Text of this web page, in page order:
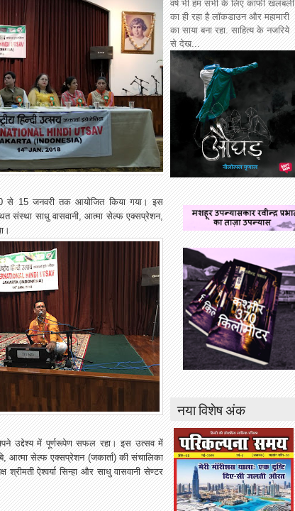
से 15 जनवरी तक आयोजित किया गया। इस
संस्था साधु वासवानी, आत्मा सेल्फ एक्सप्रेशन,
उद्देश्य में पूर्णरूपेण सफल रहा। इस उत्सव में
आत्मा सेल्फ एक्सप्रेशन (जकार्ता) की संचालिका
ऐश्वर्या सिन्हा और साधु वासवानी सेण्टर
वर्ष भी हम सभी के लिए काफी खलबली
का ही रहा है लॉकडाउन और महामारी
का साया बना रहा. साहित्य के नजरिये
से देख...
नया विशेष अंक